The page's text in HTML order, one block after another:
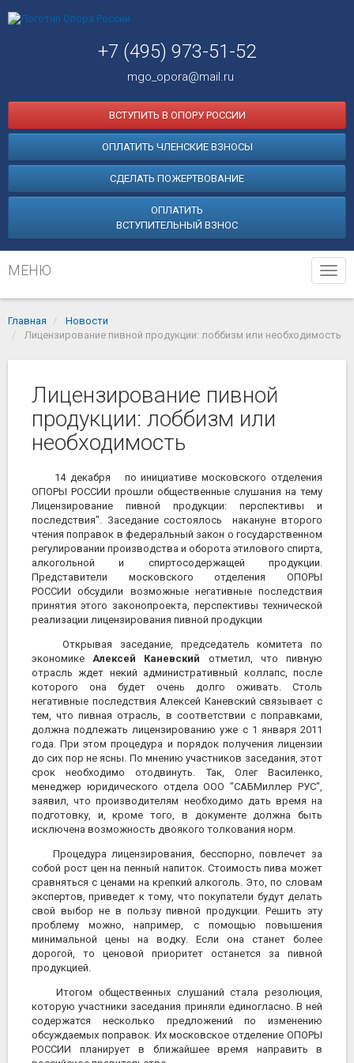
+7 (495) 973-51-52
mgo_opora@mail.ru
ВСТУПИТЬ В ОПОРУ РОССИИ
ОПЛАТИТЬ ЧЛЕНСКИЕ ВЗНОСЫ
СДЕЛАТЬ ПОЖЕРТВОВАНИЕ
ОПЛАТИТЬ
ВСТУПИТЕЛЬНЫЙ ВЗНОС
МЕНЮ
Главная
Новости
Лицензирование пивной продукции: лоббизм или необходимость
Лицензирование пивной
продукции: лоббизм или
необходимость
14 декабря по инициативе московского отделения
ОПОРЫ РОССИИ прошли общественные слушания на тему
Лицензирование пивной продукции: перспективы и
последствия". Заседание состоялось накануне второго
чтения поправок в федеральный закон о государственном
регулировании производства и оборота этилового спирта,
алкогольной и спиртосодержащей продукции.
Представители московского отделения ОПОРЫ
РОССИИ обсудили возможные негативные последствия
принятия этого законопроекта, перспективы технической
реализации лицензирования пивной продукции
Открывая заседание, председатель комитета по
экономикеАлексей Каневский отметил, что пивную
отрасль ждет некий административный коллапс, после
которого она будет очень долго оживать. Столь
негативные последствия Алексей Каневский связывает с
тем, что пивная отрасль, в соответствии с поправками,
должна подлежать лицензированию уже с 1 января 2011
года. При этом процедура и порядок получения лицензии
до сих пор не ясны. По мнению участников заседания, этот
срок необходимо отодвинуть. Так, Олег Василенко,
менеджер юридического отдела ООО "САБМиллер РУС",
заявил, что производителям необходимо дать время на
подготовку, и, кроме того, в документе должна быть
исключена возможность двоякого толкования норм.
Процедура лицензирования, бесспорно, повлечет за
собой рост цен на пенный напиток. Стоимость пива может
сравняться с ценами на крепкий алкоголь. Это, по словам
экспертов, приведет к тому, что покупатели будут делать
свой выбор не в пользу пивной продукции. Решить эту
проблему можно, например, с помощью повышения
минимальной цены на водку. Если она станет более
дорогой, то ценовой приоритет останется за пивной
продукцией.
Итогом общественных слушаний стала резолюция,
которую участники заседания приняли единогласно. В ней
содержатся несколько предложений по изменению
обсуждаемых поправок. Их московское отделение ОПОРЫ
РОССИИ планирует в ближайшее время направить в